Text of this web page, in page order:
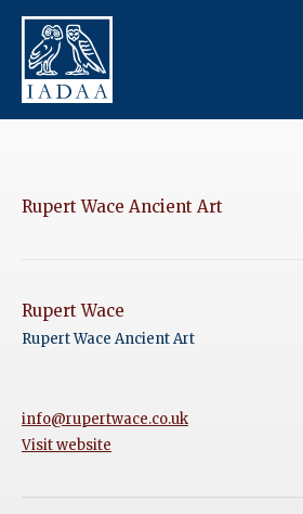
Rupert Wace Ancient Art
Rupert Wace
Rupert Wace Ancient Art
info@rupertwace.co.uk
Visit website